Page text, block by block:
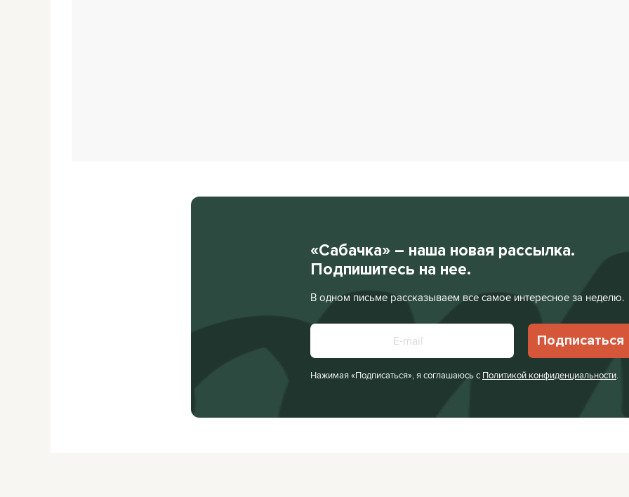
«Сабачка» – наша новая рассылка.
Подпишитесь на нее.
В одном письме рассказываем все самое интересное за неделю.
Подписаться
Нажимая «Подписаться», я соглашаюсь с Политикой конфиденциальности.